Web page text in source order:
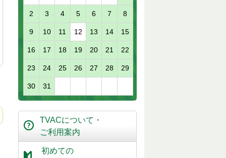
2 3 4 5 6 7 8
9 10 11 12 13 14 15
16 17 18 19 20 21 22
23 24 25 26 27 28 29
30 31
TVACについて・
ご利用案内
初めての